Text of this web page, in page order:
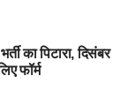
का पिटारा, दिसंबर
फॉर्म